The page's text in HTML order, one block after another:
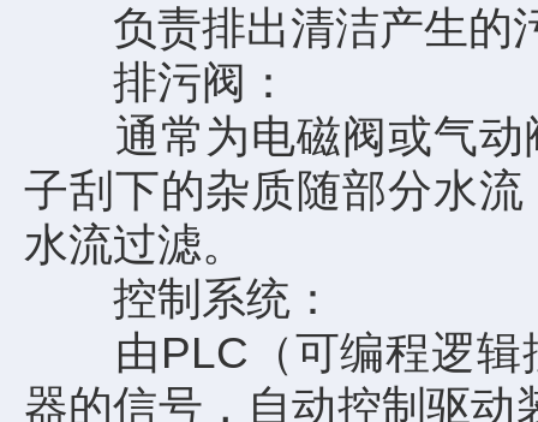
负责排出清洁产生的
排污阀：
通常为电磁阀或气动
子刮下的杂质随部分水
水流过滤。
控制系统：
由PLC（可编程逻辑
器的信号，自动控制驱